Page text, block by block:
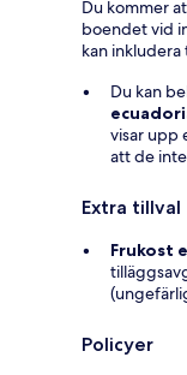
Du kommer
boendet vid
kan
Du kan
visar upp
att de
Extra tillval
Frukost
Policyer